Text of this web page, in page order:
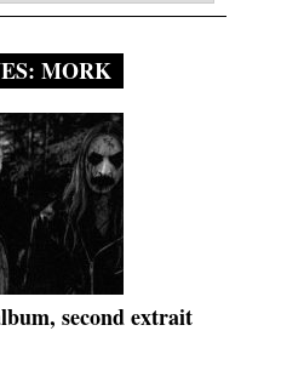
MORK
second extrait